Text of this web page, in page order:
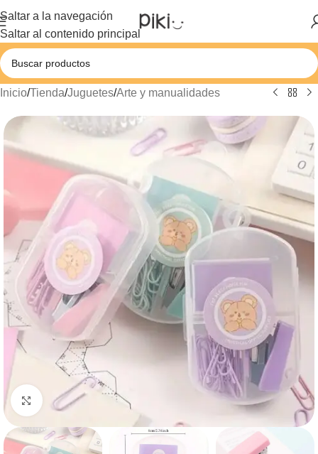
Saltar a la navegación
Saltar al contenido principal
Inicio/Tienda/Juguetes/Arte y manualidades
Haga clic para ampliar